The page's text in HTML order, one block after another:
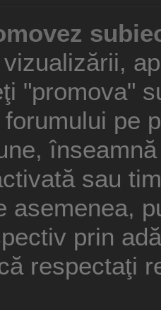
"promova"
pe
sau
asemenea,
prin
respectaţi